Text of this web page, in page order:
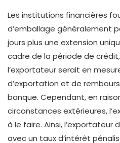
Les institutions financières
d’emballage généralement
jours plus une extension
cadre de la période de
l’exportateur serait en
d’exportation et de
banque. Cependant, en
circonstances extérieures,
à le faire. Ainsi, l’exportateur
avec un taux d’intérêt